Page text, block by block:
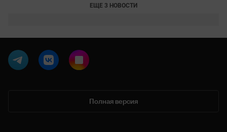
ЕЩЕ 3 НОВОСТИ
Полная версия